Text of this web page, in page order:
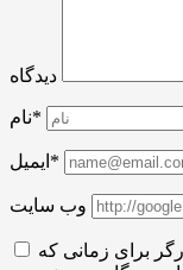
دیدگاه
نام*
ایمیل*
وب سایت
برای زمانی که